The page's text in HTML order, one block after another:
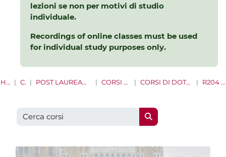
lezioni se non per motivi di studio
individuale.
Recordings of online classes must be used
for individual study purposes only.
HOME CORSI POST LAUREAM E LIFE LONG LEARNING CORSI DI DOTTORATO CORSI DI DOTTORATO A.A. 2023 - 2024 R204 - ECONOMIA
Cerca corsi
Cerca corsi